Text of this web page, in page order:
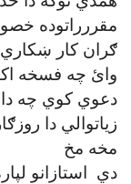
مقررراتوده
ګران کار ښکاري
وائ چه فسخه
دعوي کوي چه
زياتوالي دا
دي استازانو